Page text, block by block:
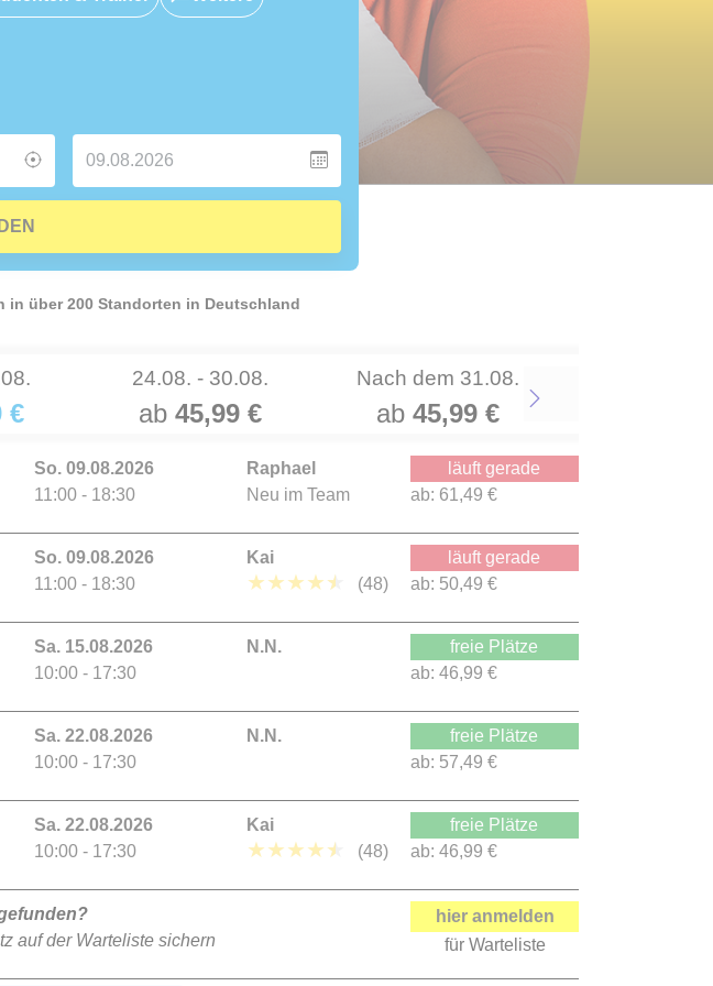
in über 200 Standorten in Deutschland
€
24.08. - 30.08.
ab 45,99 €
Nach dem 31.08.
ab 45,99 € Next
So. 09.08.2026
11:00 - 18:30
Raphael
Neu im Team
läuft gerade
ab: 61,49 €
So. 09.08.2026
11:00 - 18:30
Kai
★★★★★ (48)
läuft gerade
ab: 50,49 €
Sa. 15.08.2026
10:00 - 17:30
N.N.
freie Plätze
ab: 46,99 €
Sa. 22.08.2026
10:00 - 17:30
N.N.
freie Plätze
ab: 57,49 €
Sa. 22.08.2026
10:00 - 17:30
Kai
★★★★★ (48)
freie Plätze
ab: 46,99 €
auf der Warteliste sichern
hier anmelden
für Warteliste